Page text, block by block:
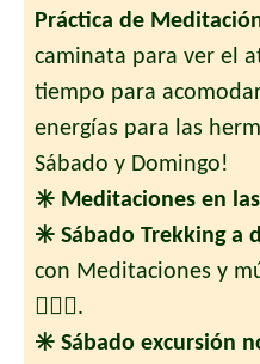
Práctica de
caminata para ver el
tiempo para
energías para las
Sábado y Domingo!
✳️ Meditaciones en
✳️ Sábado Trekking a
con Meditaciones y
🧘🏻‍♀️.
✳️ Sábado excursión